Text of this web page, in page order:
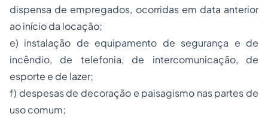
dispensa de empregados, ocorridas em data anterior
ao início da locação;
e) instalação de equipamento de segurança e de
incêndio, de telefonia, de intercomunicação, de
esporte e de lazer;
f) despesas de decoração e paisagismo nas partes de
uso comum;